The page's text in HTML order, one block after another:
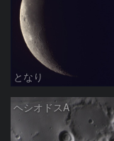
となり
ヘシオドスA